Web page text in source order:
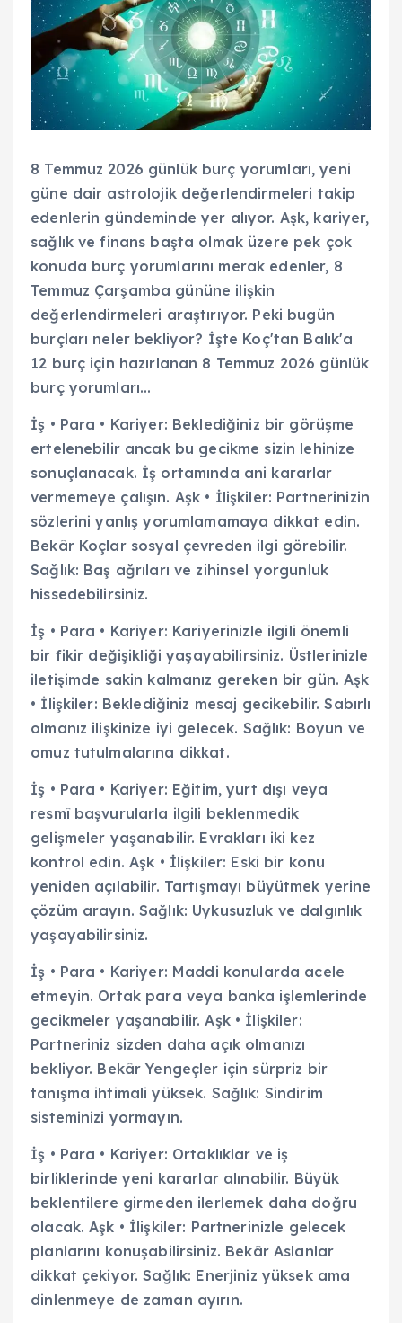
8 Temmuz 2026 günlük burç yorumları, yeni
güne dair astrolojik değerlendirmeleri takip
edenlerin gündeminde yer alıyor. Aşk, kariyer,
sağlık ve finans başta olmak üzere pek çok
konuda burç yorumlarını merak edenler, 8
Temmuz Çarşamba gününe ilişkin
değerlendirmeleri araştırıyor. Peki bugün
burçları neler bekliyor? İşte Koç'tan Balık'a
12 burç için hazırlanan 8 Temmuz 2026 günlük
burç yorumları…
İş • Para • Kariyer: Beklediğiniz bir görüşme
ertelenebilir ancak bu gecikme sizin lehinize
sonuçlanacak. İş ortamında ani kararlar
vermemeye çalışın. Aşk • İlişkiler: Partnerinizin
sözlerini yanlış yorumlamamaya dikkat edin.
Bekâr Koçlar sosyal çevreden ilgi görebilir.
Sağlık: Baş ağrıları ve zihinsel yorgunluk
hissedebilirsiniz.
İş • Para • Kariyer: Kariyerinizle ilgili önemli
bir fikir değişikliği yaşayabilirsiniz. Üstlerinizle
iletişimde sakin kalmanız gereken bir gün. Aşk
• İlişkiler: Beklediğiniz mesaj gecikebilir. Sabırlı
olmanız ilişkinize iyi gelecek. Sağlık: Boyun ve
omuz tutulmalarına dikkat.
İş • Para • Kariyer: Eğitim, yurt dışı veya
resmî başvurularla ilgili beklenmedik
gelişmeler yaşanabilir. Evrakları iki kez
kontrol edin. Aşk • İlişkiler: Eski bir konu
yeniden açılabilir. Tartışmayı büyütmek yerine
çözüm arayın. Sağlık: Uykusuzluk ve dalgınlık
yaşayabilirsiniz.
İş • Para • Kariyer: Maddi konularda acele
etmeyin. Ortak para veya banka işlemlerinde
gecikmeler yaşanabilir. Aşk • İlişkiler:
Partneriniz sizden daha açık olmanızı
bekliyor. Bekâr Yengeçler için sürpriz bir
tanışma ihtimali yüksek. Sağlık: Sindirim
sisteminizi yormayın.
İş • Para • Kariyer: Ortaklıklar ve iş
birliklerinde yeni kararlar alınabilir. Büyük
beklentilere girmeden ilerlemek daha doğru
olacak. Aşk • İlişkiler: Partnerinizle gelecek
planlarını konuşabilirsiniz. Bekâr Aslanlar
dikkat çekiyor. Sağlık: Enerjiniz yüksek ama
dinlenmeye de zaman ayırın.